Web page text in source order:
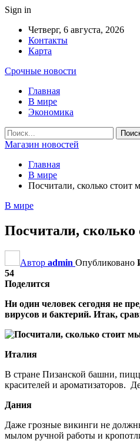
Sign in
Четверг, 6 августа, 2026
Контакты
Карта
Срочные новости
Главная
В мире
Экономика
Магазин новостей
Главная
В мире
Посчитали, сколько стоит
В мире
Посчитали,
Автор admin Опубликовано
54
Поделится
Ни один человек сегодня не
вирусов и бактерий. Итак,
Италия
В стране Пизанской башни,
красителей и ароматизаторов.
Дания
Даже грозные викинги не
мылом ручной работы и